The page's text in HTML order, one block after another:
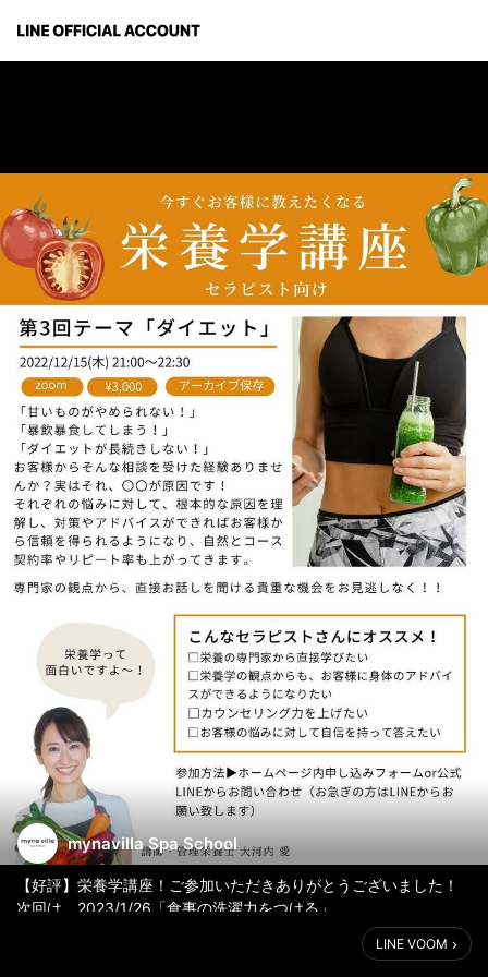
mynavilla Spa School
【好評】栄養学講座！ご参加いただきありがとうございました！
次回は、2023/1/26「食事の洗濯力をつける」
食品の裏側、添加物についてなど詳しくやっていきます！
LINE VOOM